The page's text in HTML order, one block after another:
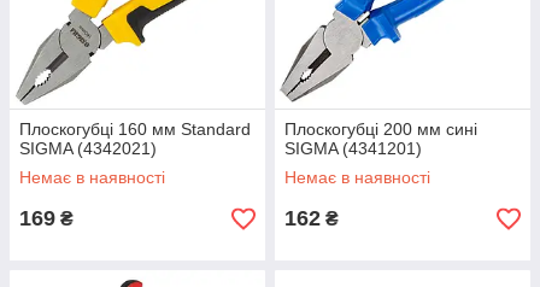
Плоскогубці 160 мм Standard
SIGMA (4342021)
Немає в наявності
169 ₴
Плоскогубці 200 мм сині
SIGMA (4341201)
Немає в наявності
162 ₴